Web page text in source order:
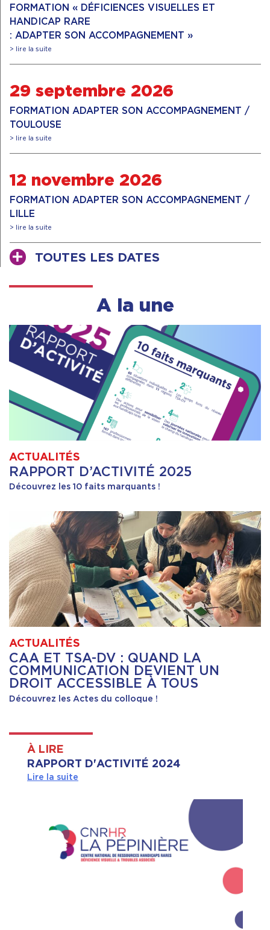
FORMATION « DÉFICIENCES VISUELLES ET
HANDICAP RARE
: ADAPTER SON ACCOMPAGNEMENT »
> lire la suite
29 septembre 2026
FORMATION ADAPTER SON ACCOMPAGNEMENT /
TOULOUSE
> lire la suite
12 novembre 2026
FORMATION ADAPTER SON ACCOMPAGNEMENT /
LILLE
> lire la suite
TOUTES LES DATES
A la une
ACTUALITÉS
RAPPORT D’ACTIVITÉ 2025
Découvrez les 10 faits marquants !
ACTUALITÉS
CAA ET TSA-DV : QUAND LA
COMMUNICATION DEVIENT UN
DROIT ACCESSIBLE À TOUS
Découvrez les Actes du colloque !
À LIRE
RAPPORT D'ACTIVITÉ 2024
Lire la suite